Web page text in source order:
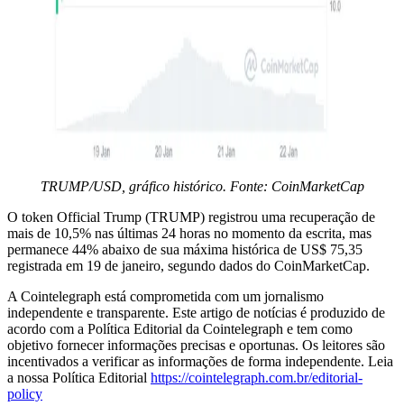
TRUMP/USD, gráfico histórico. Fonte: CoinMarketCap
O token Official Trump (TRUMP) registrou uma recuperação de
mais de 10,5% nas últimas 24 horas no momento da escrita, mas
permanece 44% abaixo de sua máxima histórica de US$ 75,35
registrada em 19 de janeiro, segundo dados do CoinMarketCap.
A Cointelegraph está comprometida com um jornalismo
independente e transparente. Este artigo de notícias é produzido de
acordo com a Política Editorial da Cointelegraph e tem como
objetivo fornecer informações precisas e oportunas. Os leitores são
incentivados a verificar as informações de forma independente. Leia
a nossa Política Editorial https://cointelegraph.com.br/editorial-
policy